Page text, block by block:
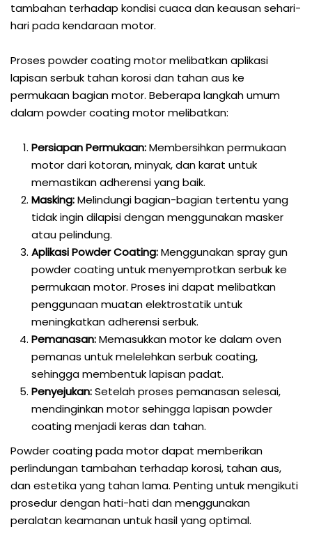
tambahan terhadap kondisi cuaca dan keausan sehari-
hari pada kendaraan motor.
Proses powder coating motor melibatkan aplikasi
lapisan serbuk tahan korosi dan tahan aus ke
permukaan bagian motor. Beberapa langkah umum
dalam powder coating motor melibatkan:
Persiapan Permukaan:Membersihkan permukaan
motor dari kotoran, minyak, dan karat untuk
memastikan adherensi yang baik.
Masking:Melindungi bagian-bagian tertentu yang
tidak ingin dilapisi dengan menggunakan masker
atau pelindung.
Aplikasi Powder Coating:Menggunakan spray gun
powder coating untuk menyemprotkan serbuk ke
permukaan motor. Proses ini dapat melibatkan
penggunaan muatan elektrostatik untuk
meningkatkan adherensi serbuk.
Pemanasan:Memasukkan motor ke dalam oven
pemanas untuk melelehkan serbuk coating,
sehingga membentuk lapisan padat.
Penyejukan:Setelah proses pemanasan selesai,
mendinginkan motor sehingga lapisan powder
coating menjadi keras dan tahan.
Powder coating pada motor dapat memberikan
perlindungan tambahan terhadap korosi, tahan aus,
dan estetika yang tahan lama. Penting untuk mengikuti
prosedur dengan hati-hati dan menggunakan
peralatan keamanan untuk hasil yang optimal.